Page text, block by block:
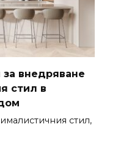
внедряване
стил в
стил,